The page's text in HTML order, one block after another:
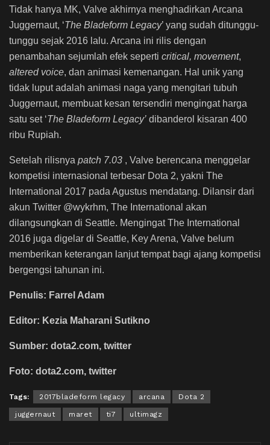
Tidak hanya MK, Valve akhirnya menghadirkan Arcana
Juggernaut, ‘The Bladeform Legacy’ yang sudah ditunggu-
tunggu sejak 2016 lalu. Arcana ini rilis dengan
penambahan sejumlah efek seperti critical, movement,
altered voice, dan animasi kemenangan. Hal unik yang
tidak luput adalah animasi naga yang mengitari tubuh
Juggernaut, membuat kesan tersendiri mengingat harga
satu set ‘The Bladeform Legacy’ dibanderol kisaran 400
ribu Rupiah.
Setelah rilisnya patch 7.03 , Valve berencana menggelar
kompetisi internasional terbesar Dota 2, yakni The
International 2017 pada Agustus mendatang. Dilansir dari
akun Twitter @wykrhm, The International akan
dilangsungkan di Seattle. Mengingat The International
2016 juga digelar di Seattle, Key Arena, Valve belum
memberikan keterangan lanjut tempat bagi ajang kompetisi
bergengsi tahunan ini.
Penulis: Farrel Adam
Editor: Kezia Maharani Sutikno
Sumber: dota2.com, twitter
Foto: dota2.com, twitter
Tags: 2017bladeform legacy arcana Dota 2
juggernaut maret ti7 ultimagz